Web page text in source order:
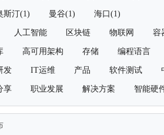
斯汀(1) 曼谷(1) 海口(1)
人工智能 区块链 物联网 容
高可用架构 存储 编程语言
发 IT运维 产品 软件测试
享 职业发展 解决方案 智能硬